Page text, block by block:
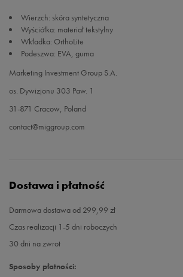
47 31 cm
48,5 32 cm
Wierzch: skóra syntetyczna
Wyściółka: materiał tekstylny
Wkładka: OrthoLite
Podeszwa: EVA, guma
Marketing Investment Group S.A.
os. Dywizjonu 303 Paw. 1
31-871 Cracow, Poland
contact@miggroup.com
Dostawa i płatność
Darmowa dostawa od 299,99 zł
Czas realizacji 1-5 dni roboczych
30 dni na zwrot
Sposoby płatności: